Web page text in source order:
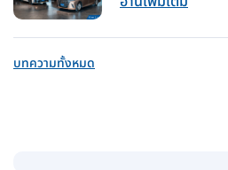
บทความทั้งหมด